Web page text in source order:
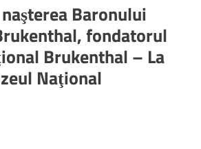
Baronului
fondatorul
Brukenthal – La
Naţional